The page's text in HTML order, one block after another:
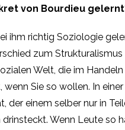
von Bourdieu
ihm richtig Soziologie
zum
Welt, die im
wenn Sie so wollen. In
der einem selber nur in
Wenn Leute so